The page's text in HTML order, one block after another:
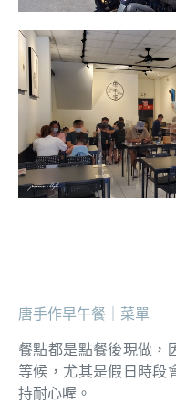
唐手作早午餐｜菜單
餐點都是點餐後現做，
等候，尤其是假日時段
持耐心喔。